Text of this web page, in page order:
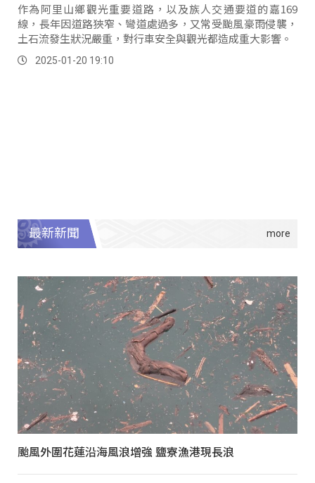
作為阿里山鄉觀光重要道路，以及族人交通要道的嘉169
線，長年因道路狹窄、彎道處過多，又常受颱風豪雨侵襲，
土石流發生狀況嚴重，對行車安全與觀光都造成重大影響。
2025-01-20 19:10
最新新聞
颱風外圍花蓮沿海風浪增強 鹽寮漁港現長浪